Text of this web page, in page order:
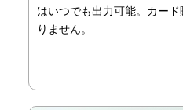
はいつでも出力可能。カー
りません。